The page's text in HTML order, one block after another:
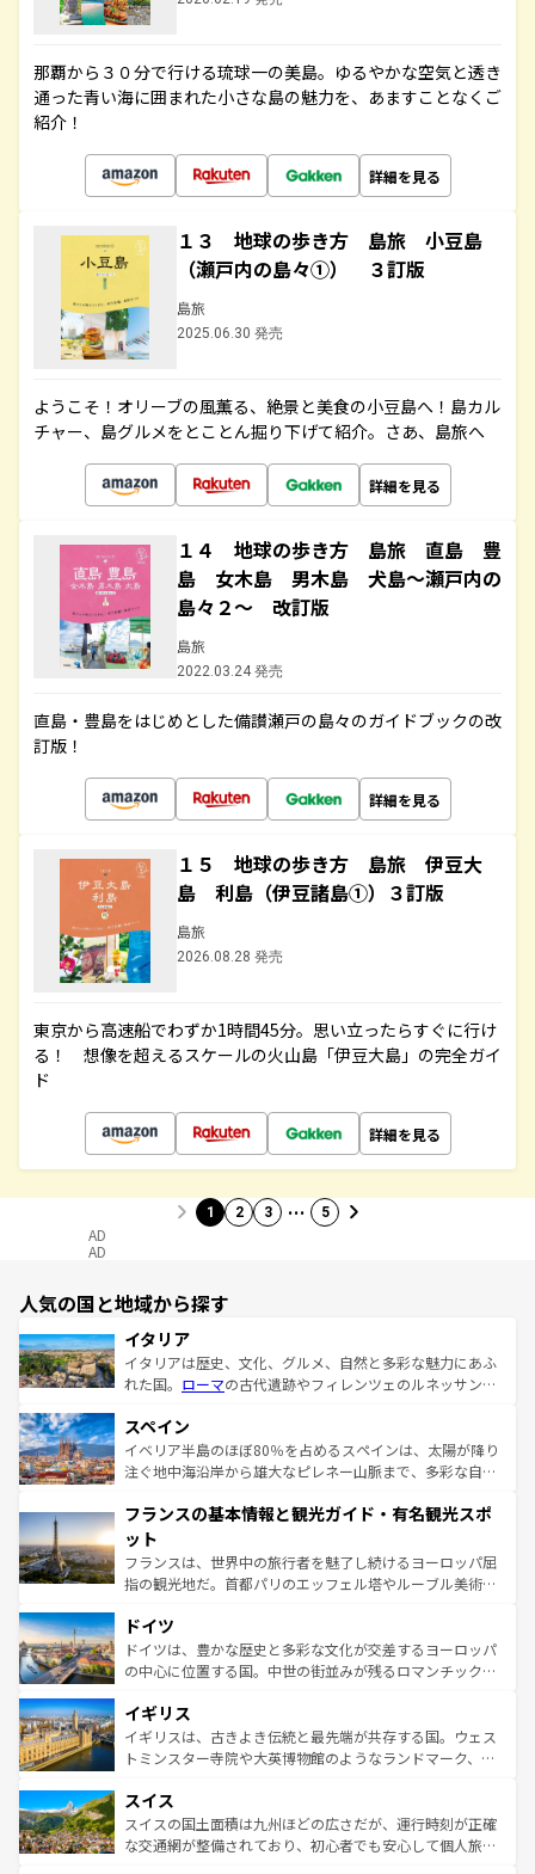
那覇から３０分で行ける琉球一の美島。ゆるやかな空気と透き
通った青い海に囲まれた小さな島の魅力を、あますことなくご
紹介！
詳細を見る
１３ 地球の歩き方 島旅 小豆島
（瀬戸内の島々①） ３訂版
島旅
2025.06.30 発売
ようこそ！オリーブの風薫る、絶景と美食の小豆島へ！島カル
チャー、島グルメをとことん掘り下げて紹介。さあ、島旅へ
詳細を見る
１４ 地球の歩き方 島旅 直島 豊
島 女木島 男木島 犬島～瀬戸内の
島々２～ 改訂版
島旅
2022.03.24 発売
直島・豊島をはじめとした備讃瀬戸の島々のガイドブックの改
訂版！
詳細を見る
１５ 地球の歩き方 島旅 伊豆大
島 利島（伊豆諸島①）３訂版
島旅
2026.08.28 発売
東京から高速船でわずか1時間45分。思い立ったらすぐに行け
る！ 想像を超えるスケールの火山島「伊豆大島」の完全ガイ
ド
詳細を見る
1 2 3 … 5
AD
AD
人気の国と地域から探す
イタリア
イタリアは歴史、文化、グルメ、自然と多彩な魅力にあふ
れた国。 ローマの古代遺跡やフィレンツェのルネッサンス
ろん、トスカーナの美しい田園風景やアマルフィ海岸の絶
景など、自然景観も見逃せない。観光の合間には、本場の
ピザやパスタなど、絶品のイタリア料理を堪能することも
ませてくれるイタリアで、忘れられない旅をしてみよう！
なお、新着のイタリア情報は
しい。
スペイン
イベリア半島のほぼ80％を占めるスペインは、太陽が降り
注ぐ地中海沿岸から雄大なピレネー山脈まで、多彩な自然
文化が根付くこの国では、情熱的なフラメンコ、熱気あふ
れる闘牛、そして美味しいタパスが生活の一部となってい
る。首都マドリードの洗練された雰囲気や、バルセロナの
アートに溢れた街角から、地方では古代ローマ遺跡や中世
せる。地方によって風土や気候が異なるスペインはその個
性で訪れる人を魅了する。 なお、新着のスペイン情報は コ
ンテンツ一覧を参照してほしい。
フランスの基本情報と観光ガイド・有名観光スポ
ット
フランスは、世界中の旅行者を魅了し続けるヨーロッパ屈
指の観光地だ。首都パリのエッフェル塔やルーブル美術館
で、幅広い魅力が詰まっている。華麗な宮殿、歴史的な大
聖堂、美しいビーチ、そして豊かな自然が、訪れる者を心
から魅了する。また、フランスは美食の国としても知ら
いる。シャンパンの発祥地であるランス、プロヴァンスの
香り高いラベンダー畑など、多彩な楽しみ方が可能だ。さ
らに、パリ以外の地域にも魅力が溢れており、どの街角に
れる地方に足を運ぶとそれぞれで全く異なる文化を体験で
きるだろう。 なお、新着のフランス情報はコンテンツ一覧
を参照してほしい。
ドイツ
ドイツは、豊かな歴史と多彩な文化が交差するヨーロッパ
の中心に位置する国。中世の街並みが残るロマンチック街
顔を持つこの国は、どこを歩いても飽きることがない。ベ
ルリンの文化的活気、バイエルン州のアルプスの絶景、そ
してライン川沿いのワイン畑といった風景は必見。ビール
は、お酒好きな人にはぜひ体験してほしい。 なお、新着の
ドイツ情報はコンテンツ一覧を参照してほしい。
イギリス
イギリスは、古きよき伝統と最先端が共存する国。ウェス
トミンスター寺院や大英博物館のようなランドマーク、歴
リアごとに異なる魅力がある。また、優雅なアフタヌーン
ティー、ビール好きにはたまらない英国パブ、サッカー観
戦など、本場だからこそできる体験も豊富。イギリスを旅
スイス
スイスの国土面積は九州ほどの広さだが、運行時刻が正確
な交通網が整備されており、初心者でも安心して個人旅行